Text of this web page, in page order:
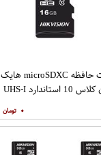
کارت حافظه microSDXC هایک
ویژن کلاس 10 استاندارد UHS-I
۰